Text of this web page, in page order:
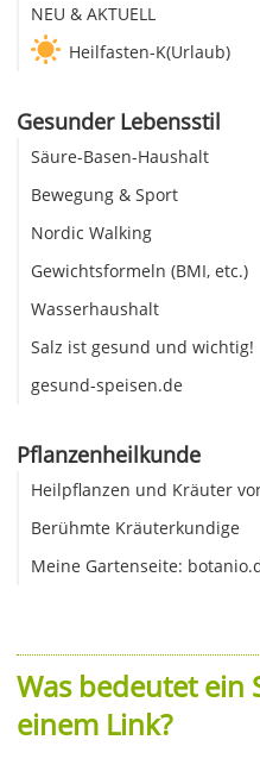
NEU & AKTUELL
Heilfasten-K(Urlaub)
Gesunder Lebensstil
Säure-Basen-Haushalt
Bewegung & Sport
Nordic Walking
Gewichtsformeln (BMI, etc.)
Wasserhaushalt
Salz ist gesund und wichtig!
gesund-speisen.de
Pflanzenheilkunde
Heilpflanzen und Kräuter
Berühmte Kräuterkundige
Meine Gartenseite:
Was bedeutet ein
einem Link?